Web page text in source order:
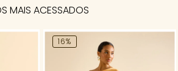
MAIS ACESSADOS
16%